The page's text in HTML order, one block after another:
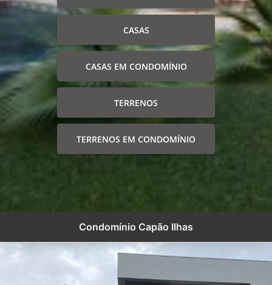
CASAS
CASAS EM CONDOMÍNIO
TERRENOS
TERRENOS EM CONDOMÍNIO
Condomínio Capão Ilhas